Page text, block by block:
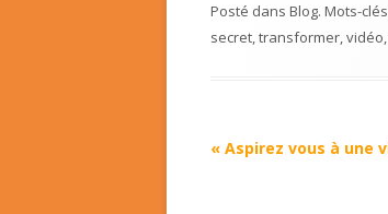
Posté dans Blog. Mots-
secret,transformer,vidéo,
Navigation
« Aspirez vous à une